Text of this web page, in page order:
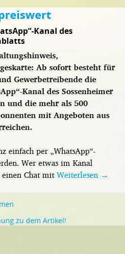
Kanal des
Ab sofort besteht für
Gewerbetreibende die
Kanal des Sossenheimer
und die mehr als 500
mit Angeboten aus
einfach per „WhatsApp“-
Wer etwas im Kanal
Chat mitWeiterlesen →
zu dem Artikel!